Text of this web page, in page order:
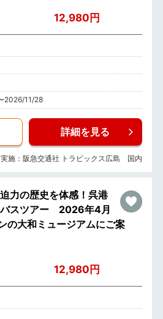
12,980円
2026/11/28
詳細を見る
施：阪急交通社 トラピックス広島 国内
力の歴史を体感！呉港
バスツアー 2026年4月
の大和ミュージアムにご案
12,980円